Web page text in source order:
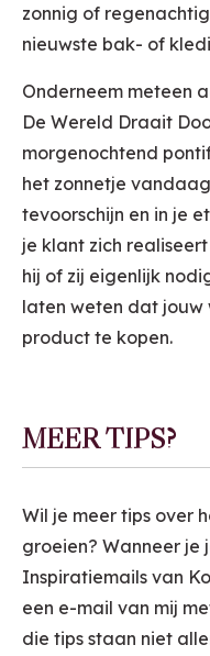
zonnig of
nieuwste bak- of
Onderneem meteen
De Wereld Draait
morgenochtend
het zonnetje
tevoorschijn en in je
je klant zich
hij of zij eigenlijk
laten weten dat jouw
product te kopen.
MEER TIPS?
Wil je meer tips over
groeien? Wanneer je
Inspiratiemails van
een e-mail van mij
die tips staan niet